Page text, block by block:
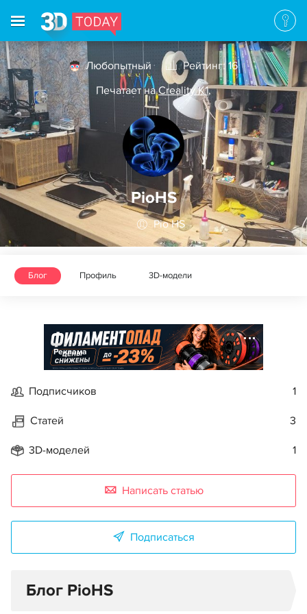
Любопытный
Рейтинг: 16
Печатает наCreality K1,
PioHS
Pio HS
Блог Профиль 3D-модели
Реклама
Подписчиков 1
Статей 3
3D-моделей 1
Написать статью
Подписаться
Блог PioHS